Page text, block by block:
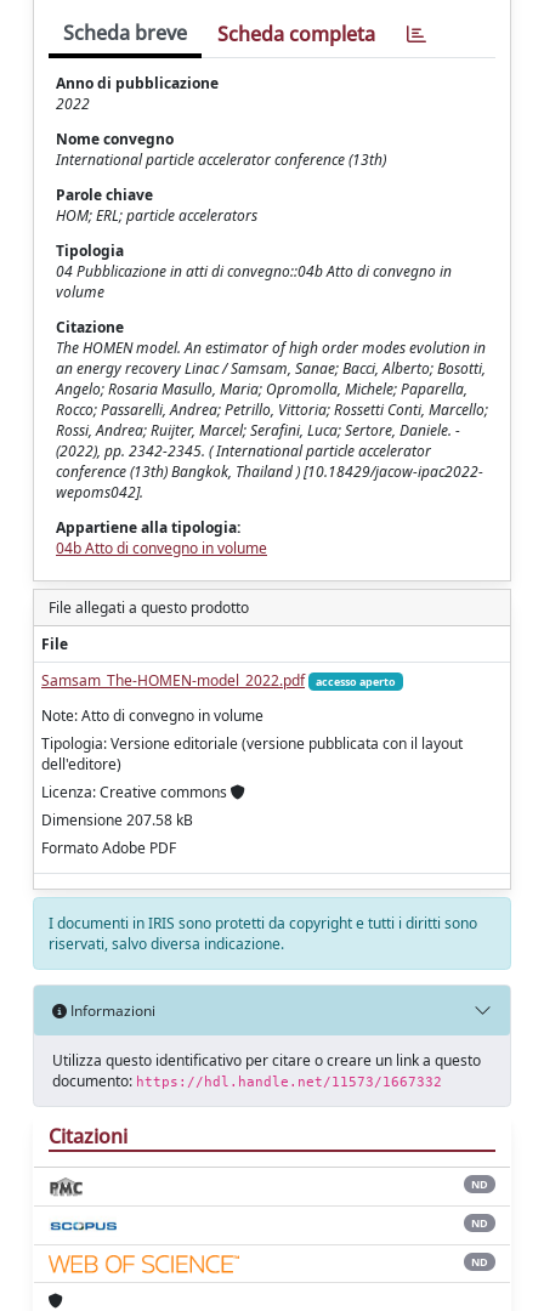
Scheda breve Scheda completa
Anno di pubblicazione
2022
Nome convegno
International particle accelerator conference (13th)
Parole chiave
HOM; ERL; particle accelerators
Tipologia
04 Pubblicazione in atti di convegno::04b Atto di convegno in
volume
Citazione
The HOMEN model. An estimator of high order modes evolution in
an energy recovery Linac / Samsam, Sanae; Bacci, Alberto; Bosotti,
Angelo; Rosaria Masullo, Maria; Opromolla, Michele; Paparella,
Rocco; Passarelli, Andrea; Petrillo, Vittoria; Rossetti Conti, Marcello;
Rossi, Andrea; Ruijter, Marcel; Serafini, Luca; Sertore, Daniele. -
(2022), pp. 2342-2345. ( International particle accelerator
conference (13th) Bangkok, Thailand ) [10.18429/jacow-ipac2022-
wepoms042].
Appartiene alla tipologia:
04b Atto di convegno in volume
File allegati a questo prodotto
File
Samsam_The-HOMEN-model_2022.pdf
accesso aperto
Note: Atto di convegno in volume
Tipologia: Versione editoriale (versione pubblicata con il layout
dell'editore)
Licenza: Creative commons
Dimensione 207.58 kB
Formato Adobe PDF
I documenti in IRIS sono protetti da copyright e tutti i diritti sono
riservati, salvo diversa indicazione.
Informazioni
Utilizza questo identificativo per citare o creare un link a questo
documento: https://hdl.handle.net/11573/1667332
Citazioni
ND
ND
ND